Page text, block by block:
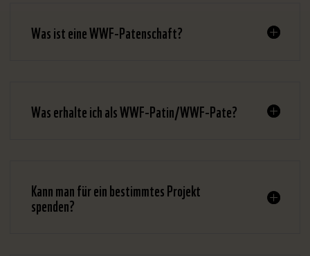
Was ist eine WWF-Patenschaft?
Was erhalte ich als WWF-Patin/WWF-Pate?
Kann man für ein bestimmtes Projekt
spenden?